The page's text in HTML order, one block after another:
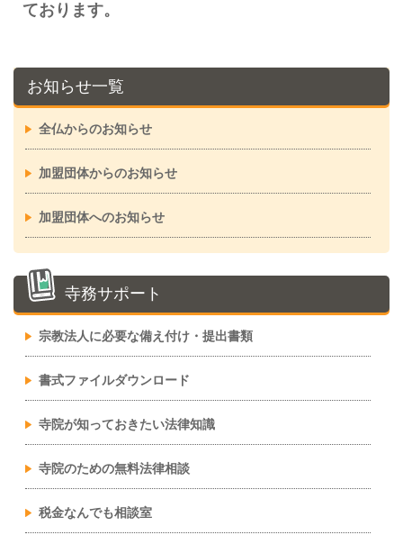
ております。
お知らせ一覧
全仏からのお知らせ
加盟団体からのお知らせ
加盟団体へのお知らせ
寺務サポート
宗教法人に必要な備え付け・提出書類
書式ファイルダウンロード
寺院が知っておきたい法律知識
寺院のための無料法律相談
税金なんでも相談室